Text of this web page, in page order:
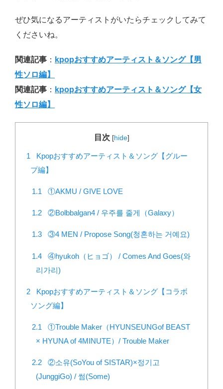
ぜひ気になるアーティストがいたらチェックしてみて
くださいね。
関連記事 ： kpopおすすめアーティスト＆ソング【男
性ソロ編】
関連記事 ： kpopおすすめアーティスト＆ソング【女
性ソロ編】
目次 [hide]
1
Kpopおすすめアーティスト＆ソング【グルー
プ編】
1.1 ①AKMU / GIVE LOVE
1.2 ②Bolbbalgan4 / 우주를 줄게（Galaxy）
1.3 ③4 MEN / Propose Song(청혼하는 거예요)
1.4
④hyukoh（ヒョゴ） / Comes And Goes(와
리가리)
2
Kpopおすすめアーティスト＆ソング【コラボ
ソング編】
2.1
①Trouble Maker（HYUNSEUNGof BEAST
× HYUNA of 4MINUTE）/ Trouble Maker
2.2
②소유(SoYou of SISTAR)×정기고
(JunggiGo) / 썸(Some)